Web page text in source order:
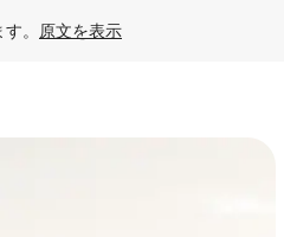
。 原文を表示